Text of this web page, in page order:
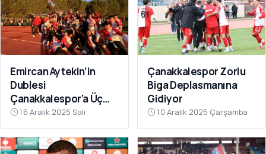
Emircan Aytekin’in
Dublesi
Çanakkalespor’a Üç
Puanı Getirdi
16 Aralık 2025 Salı
Çanakkalespor Zorlu
Biga Deplasmanına
Gidiyor
10 Aralık 2025 Çarşamba